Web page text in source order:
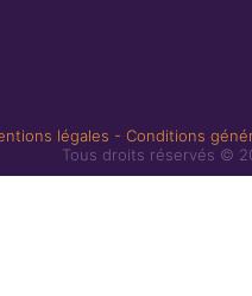
légales - Conditions
Tous droits réservés ©